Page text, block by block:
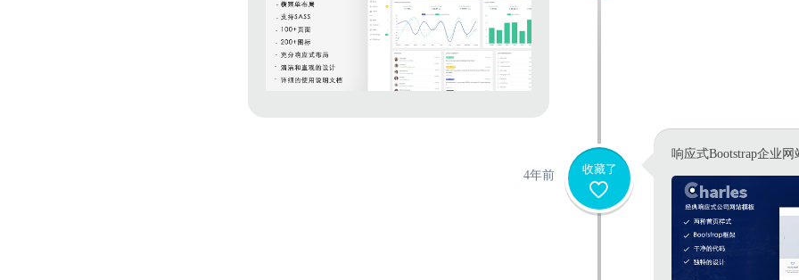
4年前 收藏了
响应式Bootstrap企业网